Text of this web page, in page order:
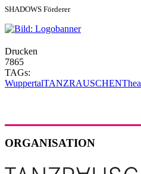
SHADOWS Förderer
Drucken
7865
TAGs:
WuppertalTANZRAUSCHEN
ORGANISATION